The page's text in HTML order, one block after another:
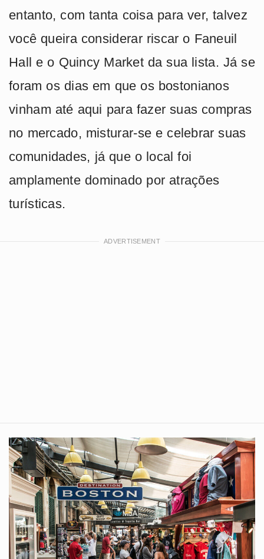
entanto, com tanta coisa para ver, talvez
você queira considerar riscar o Faneuil
Hall e o Quincy Market da sua lista. Já se
foram os dias em que os bostonianos
vinham até aqui para fazer suas compras
no mercado, misturar-se e celebrar suas
comunidades, já que o local foi
amplamente dominado por atrações
turísticas.